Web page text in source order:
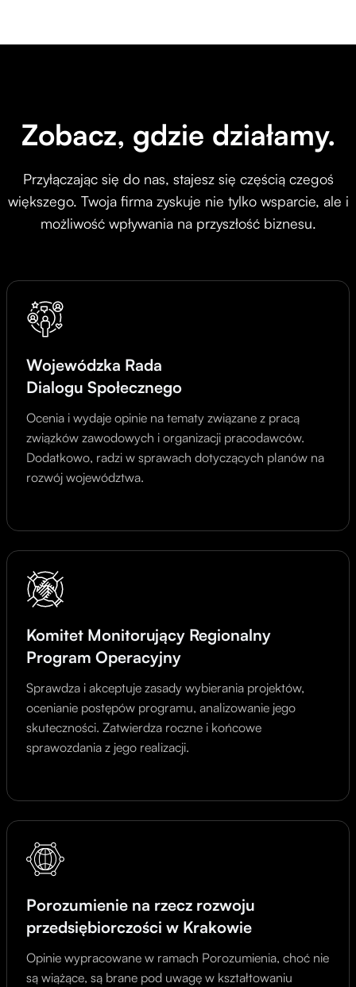
Zobacz, gdzie działamy.
Przyłączając się do nas, stajesz się częścią czegoś
większego. Twoja firma zyskuje nie tylko wsparcie, ale i
możliwość wpływania na przyszłość biznesu.
Wojewódzka Rada
Dialogu Społecznego
Ocenia i wydaje opinie na tematy związane z pracą
związków zawodowych i organizacji pracodawców.
Dodatkowo, radzi w sprawach dotyczących planów na
rozwój województwa.
Komitet Monitorujący Regionalny
Program Operacyjny
Sprawdza i akceptuje zasady wybierania projektów,
ocenianie postępów programu, analizowanie jego
skuteczności. Zatwierdza roczne i końcowe
sprawozdania z jego realizacji.
Porozumienie na rzecz rozwoju
przedsiębiorczości w Krakowie
Opinie wypracowane w ramach Porozumienia, choć nie
są wiążące, są brane pod uwagę w kształtowaniu